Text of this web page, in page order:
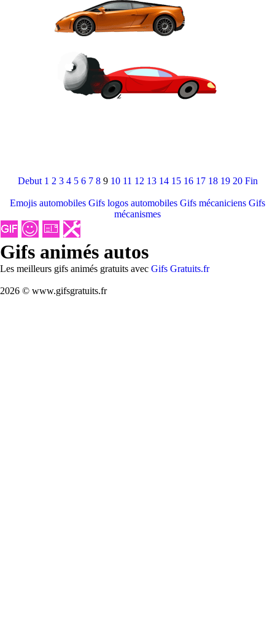
Debut 1 2 3 4 5 6 7 8 9 10 11 12 13 14 15 16 17 18 19 20 Fin
Emojis automobiles Gifs logos automobiles Gifs mécaniciens Gifs
mécanismes
Gifs animés autos
Les meilleurs gifs animés gratuits avec Gifs Gratuits.fr
2026 © www.gifsgratuits.fr